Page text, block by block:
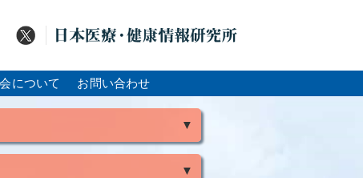
について お問い合わせ
▼
▼